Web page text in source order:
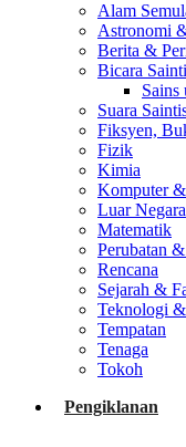
Alam
Astronomi
Berita &
Bicara
Sains
Suara
Fiksyen,
Fizik
Kimia
Komputer
Luar Negara
Matematik
Perubatan
Rencana
Sejarah &
Teknologi
Tempatan
Tenaga
Tokoh
Pengiklanan